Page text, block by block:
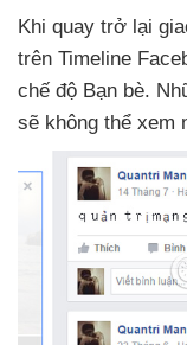
Khi quay trở lại
trên Timeline
chế độ Bạn bè.
sẽ không thể xem